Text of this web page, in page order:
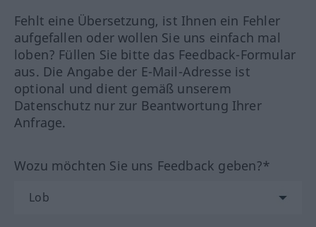
Fehlt eine Übersetzung, ist Ihnen ein Fehler
aufgefallen oder wollen Sie uns einfach mal
loben? Füllen Sie bitte das Feedback-Formular
aus. Die Angabe der E-Mail-Adresse ist
optional und dient gemäß unserem
Datenschutz nur zur Beantwortung Ihrer
Anfrage.
Wozu möchten Sie uns Feedback geben?*